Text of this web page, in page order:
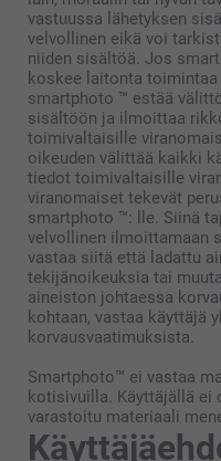
vastuussa lähetyksen
velvollinen eikä voi
niiden sisältöä. Jos
koskee laitonta
smartphoto ™ estää
sisältöön ja ilmoittaa
toimivaltaisille
oikeuden välittää kaikki
tiedot toimivaltaisille
viranomaiset tekevät
smartphoto ™: lle. Siinä
velvollinen ilmoittamaan
vastaa siitä että ladattu
tekijänoikeuksia tai
aineiston johtaessa
kohtaan, vastaa käyttäjä
korvausvaatimuksista.
Smartphoto™ ei vastaa
kotisivuilla. Käyttäjällä ei
varastoitu materiaali